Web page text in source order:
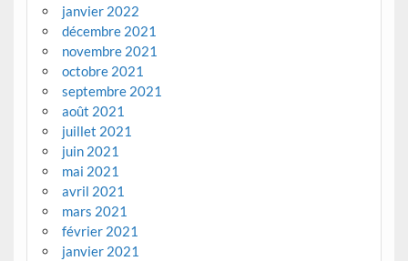
janvier 2022
décembre 2021
novembre 2021
octobre 2021
septembre 2021
août 2021
juillet 2021
juin 2021
mai 2021
avril 2021
mars 2021
février 2021
janvier 2021